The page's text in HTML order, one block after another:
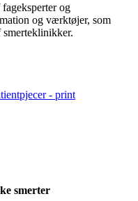
og
og værktøjer, som
smerteklinikker.
- print
smerter